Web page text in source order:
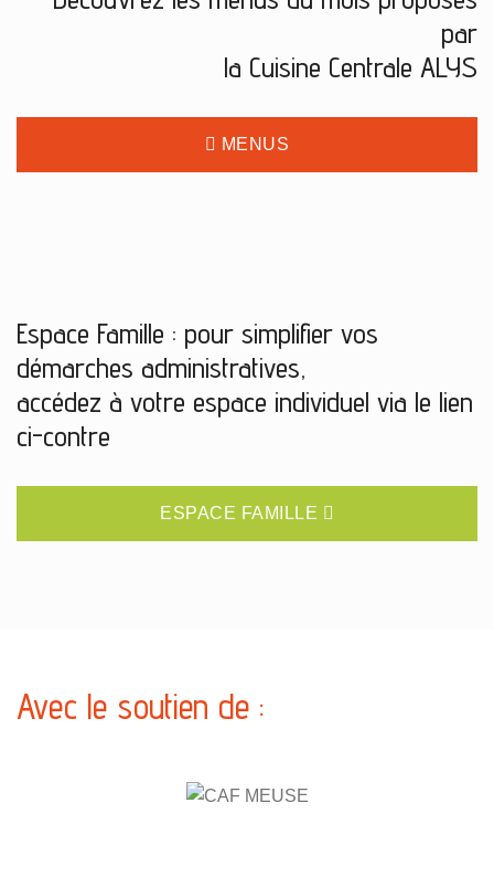
par
la Cuisine Centrale ALYS
MENUS
Espace Famille : pour simplifier vos
démarches administratives,
accédez à votre espace individuel via le lien
ci-contre
ESPACE FAMILLE
Avec le soutien de :